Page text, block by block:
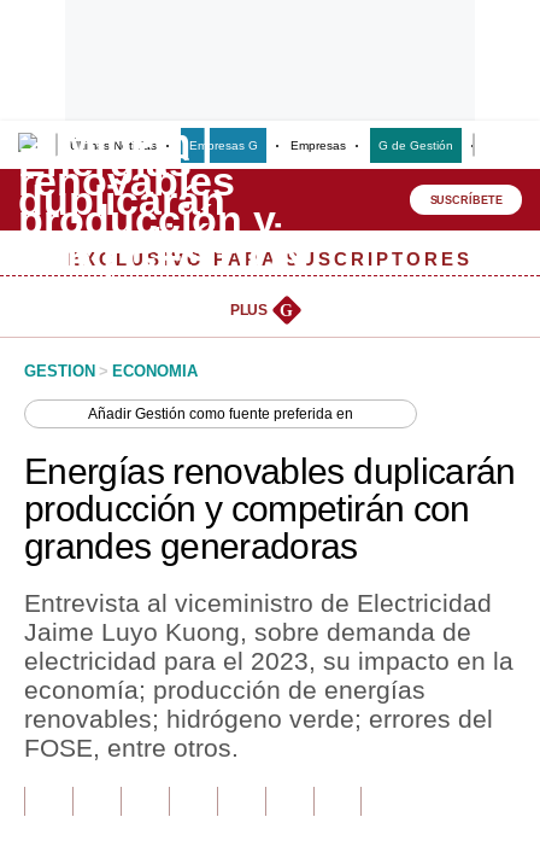
Últimas Noticias Empresas G Empresas G de Gestión
Lo último
Peru Quiosco
Management & Empleo
Perú
Política
Finanzas Personales
Inmobiliarias
Plus G
SUSCRÍBETE
EXCLUSIVO PARA SUSCRIPTORES
PLUS G
GESTION > ECONOMIA
AñadirGestión como fuente preferida en
Energías renovables duplicarán
producción y competirán con
grandes generadoras
Entrevista al viceministro de Electricidad
Jaime Luyo Kuong, sobre demanda de
electricidad para el 2023, su impacto en la
economía; producción de energías
renovables; hidrógeno verde; errores del
FOSE, entre otros.